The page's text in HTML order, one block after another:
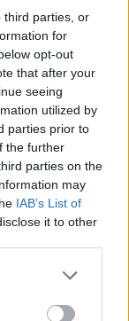
third parties, or
for
opt-out
that after your
seeing
utilized by
parties prior to
the further
parties on the
may
IAB’s List of
it to other
more Google
may click to
2
μεγαλύτεροι
αιμοσταγείς
τους
.Χιλιάδες
χέρια τους.Οι
παράξενη.Θα
μ σκοτωθεί